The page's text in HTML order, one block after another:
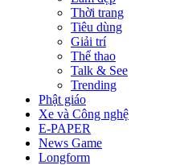
Thời trang
Tiêu dùng
Giải trí
Thể thao
Talk & See
Trending
Phật giáo
Xe và Công nghệ
E-PAPER
News Game
Longform